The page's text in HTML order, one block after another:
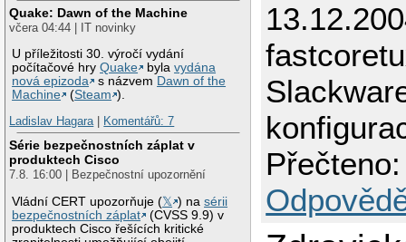
Quake: Dawn of the Machine
včera 04:44 | IT novinky
U příležitosti 30. výročí vydání
počítačové hryQuake bylavydána
nová epizoda
s názvem Dawn of the
Machine
(Steam ).
Ladislav Hagara| Komentářů: 7
Série bezpečnostních záplat v
produktech Cisco
7.8. 16:00 | Bezpečnostní upozornění
Vládní CERT upozorňuje (𝕏 ) nasérii
bezpečnostních záplat
(CVSS 9.9) v
produktech Cisco řešících kritické